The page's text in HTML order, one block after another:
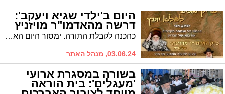
היום ב'ילדי שגיא ויעקב':
דרשה מהאדמו"ר מויזניץ
כהכנה לקבלת התורה, ימסור היום האדמו"ר מויזניץ שליט"א שיעור בפני תלמידי 'ילדי שגיא ויעקב'
03.06.24, מנהל האתר
בשורה במסגרת ארועי
'מעגלים': בית הוראה